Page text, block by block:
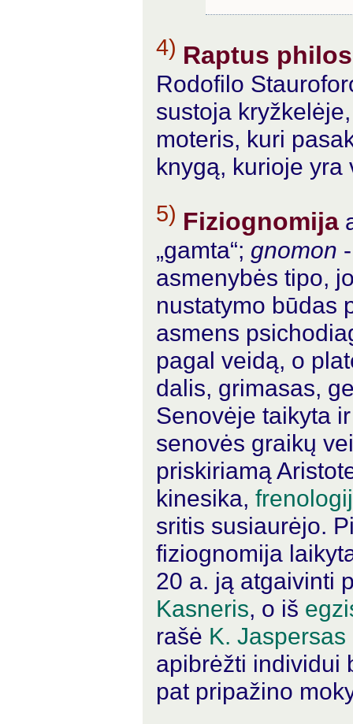
4) Raptus
Rodofilo
sustoja
moteris, kuri
knygą, kurioje yra
5) Fiziognomija
„gamta“; gnomon
asmenybės tipo,
nustatymo būdas
asmens
pagal veidą, o
dalis, grimasas,
Senovėje taikyta
senovės graikų
priskiriamą
kinesika,
sritis susiaurėjo.
fiziognomija
20 a. ją atgaivinti
Kasneris, o iš
rašė K. Jaspersas
apibrėžti individui
pat pripažino